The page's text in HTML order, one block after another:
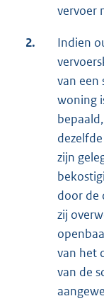
vervoer
2.
Indien
van een
woning
zijn
door de
zij
van het
van de